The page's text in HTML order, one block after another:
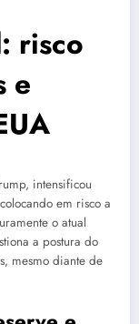
risco
e
intensificou
em risco a
o atual
a postura do
mesmo diante de